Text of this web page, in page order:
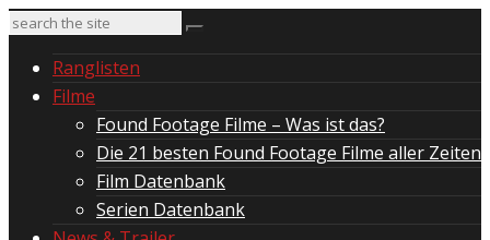
Ranglisten
Filme
Found Footage Filme – Was ist das?
Die 21 besten Found Footage Filme aller Zeiten
Film Datenbank
Serien Datenbank